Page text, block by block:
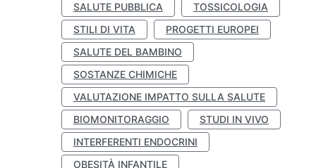
SALUTE PUBBLICA
TOSSICOLOGIA
STILI DI VITA
PROGETTI EUROPEI
SALUTE DEL BAMBINO
SOSTANZE CHIMICHE
VALUTAZIONE IMPATTO SULLA SALUTE
BIOMONITORAGGIO
STUDI IN VIVO
INTERFERENTI ENDOCRINI
OBESITÀ INFANTILE